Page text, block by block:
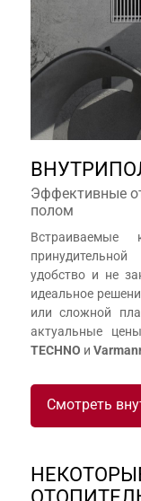
Эффективные
полом
Встраиваемые
удобство и не
идеальное
или сложной
актуальные
TECHNO и
Смотреть